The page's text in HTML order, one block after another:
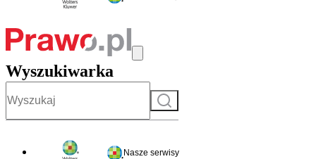
Wyszukiwarka
Szukaj
Nasze serwisy